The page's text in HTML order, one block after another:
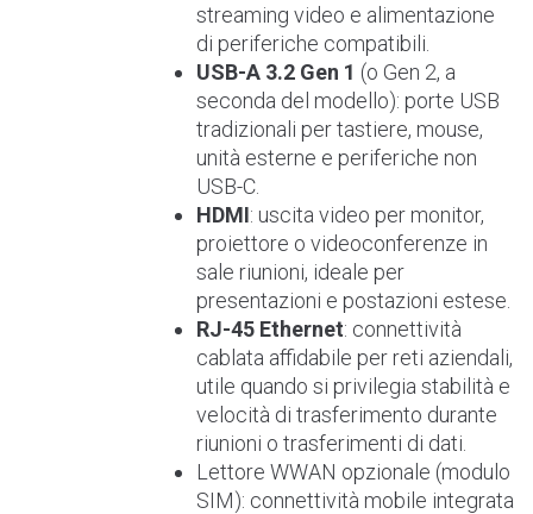
streaming video e alimentazione
di periferiche compatibili.
USB-A 3.2 Gen 1 (o Gen 2, a
seconda del modello): porte USB
tradizionali per tastiere, mouse,
unità esterne e periferiche non
USB-C.
HDMI: uscita video per monitor,
proiettore o videoconferenze in
sale riunioni, ideale per
presentazioni e postazioni estese.
RJ-45 Ethernet: connettività
cablata affidabile per reti aziendali,
utile quando si privilegia stabilità e
velocità di trasferimento durante
riunioni o trasferimenti di dati.
Lettore WWAN opzionale (modulo
SIM): connettività mobile integrata